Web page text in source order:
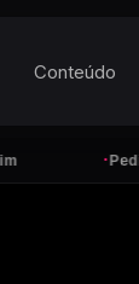
·Pedidos
Conteúdo